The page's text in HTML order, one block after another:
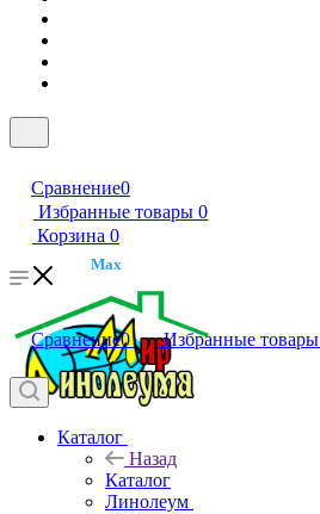
Сравнение0
Избранные товары 0
Корзина 0
Max
Сравнение0 Избранные товары
Каталог
Назад
Каталог
Линолеум